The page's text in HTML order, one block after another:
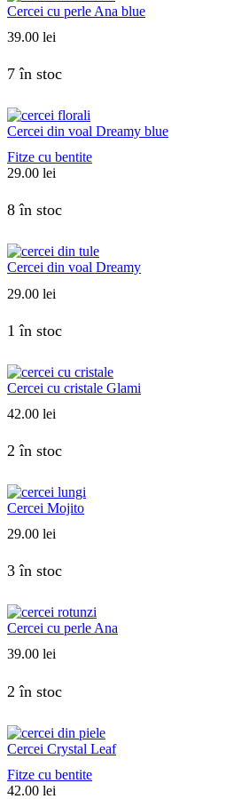
Cercei cu perle Ana blue
39.00 lei
7 în stoc
Cercei din voal Dreamy blue
Fitze cu bentite
29.00 lei
8 în stoc
Cercei din voal Dreamy
29.00 lei
1 în stoc
Cercei cu cristale Glami
42.00 lei
2 în stoc
Cercei Mojito
29.00 lei
3 în stoc
Cercei cu perle Ana
39.00 lei
2 în stoc
Cercei Crystal Leaf
Fitze cu bentite
42.00 lei